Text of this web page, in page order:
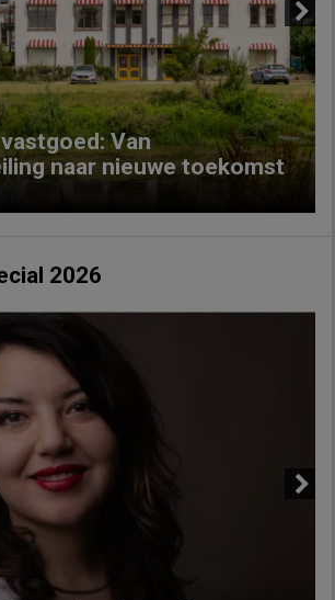
Van
naar nieuwe toekomst
Next
2026